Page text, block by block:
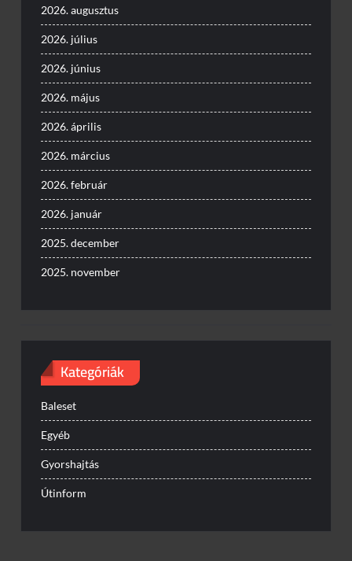
2026. augusztus
2026. július
2026. június
2026. május
2026. április
2026. március
2026. február
2026. január
2025. december
2025. november
Kategóriák
Baleset
Egyéb
Gyorshajtás
Útinform